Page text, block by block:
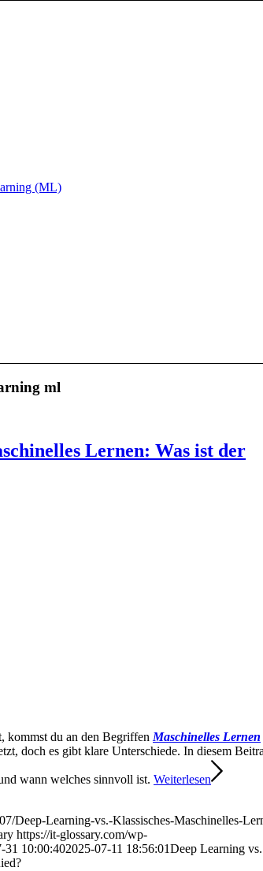
(ML)
ml
Lernen: Was ist der
kommst du an den Begriffen Maschinelles Lernen
doch es gibt klare Unterschiede. In diesem
wann welches sinnvoll ist. Weiterlesen
Deep-Learning-vs.-Klassisches-Maschinelles-
https://it-glossary.com/wp-
31 10:00:402025-07-11 18:56:01Deep Learning vs.